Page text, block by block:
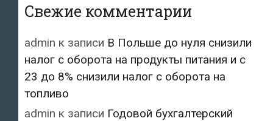
Свежие комментарии
admin к записи В Польше до нуля снизили
налог с оборота на продукты питания и с
23 до 8% снизили налог с оборота на
топливо
admin к записи Годовой бухгалтерский